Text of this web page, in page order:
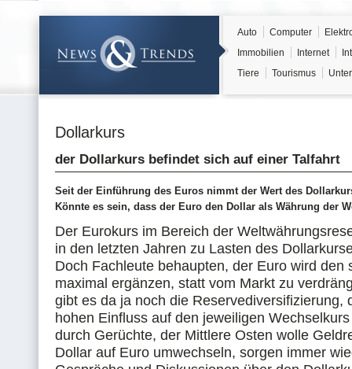
Auto Computer
Immobilien
Internet
Tiere
Tourismus
Dollarkurs
der Dollarkurs befindet sich auf einer Talfahrt
Seit der Einführung des Euros nimmt der Wert des
Könnte es sein, dass der Euro den Dollar als Währung der
Der Eurokurs im Bereich der
in den letzten Jahren zu Lasten des
Doch Fachleute behaupten, der Euro wird den
maximal ergänzen, statt vom Markt zu
gibt es da ja noch die Reservediversifizierung,
hohen Einfluss auf den jeweiligen
durch Gerüchte, der Mittlere Osten wolle
Dollar auf Euro umwechseln, sorgen immer